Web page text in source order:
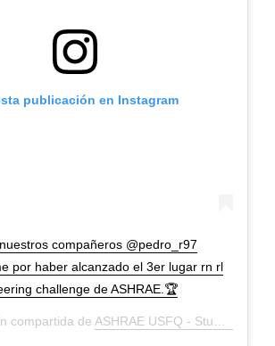
publicación en Instagram
compañeros @pedro_r97
por haber alcanzado el 3er lugar rn rl
challenge de ASHRAE.🏆
compartida de ASHRAE USFQ - Student Branch